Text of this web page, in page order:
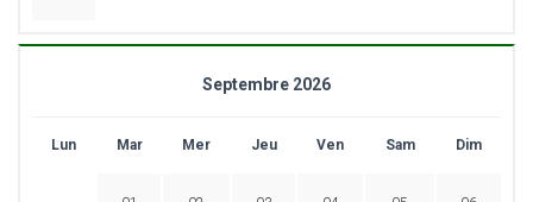
Septembre 2026
Lun Mar Mer Jeu Ven Sam Dim